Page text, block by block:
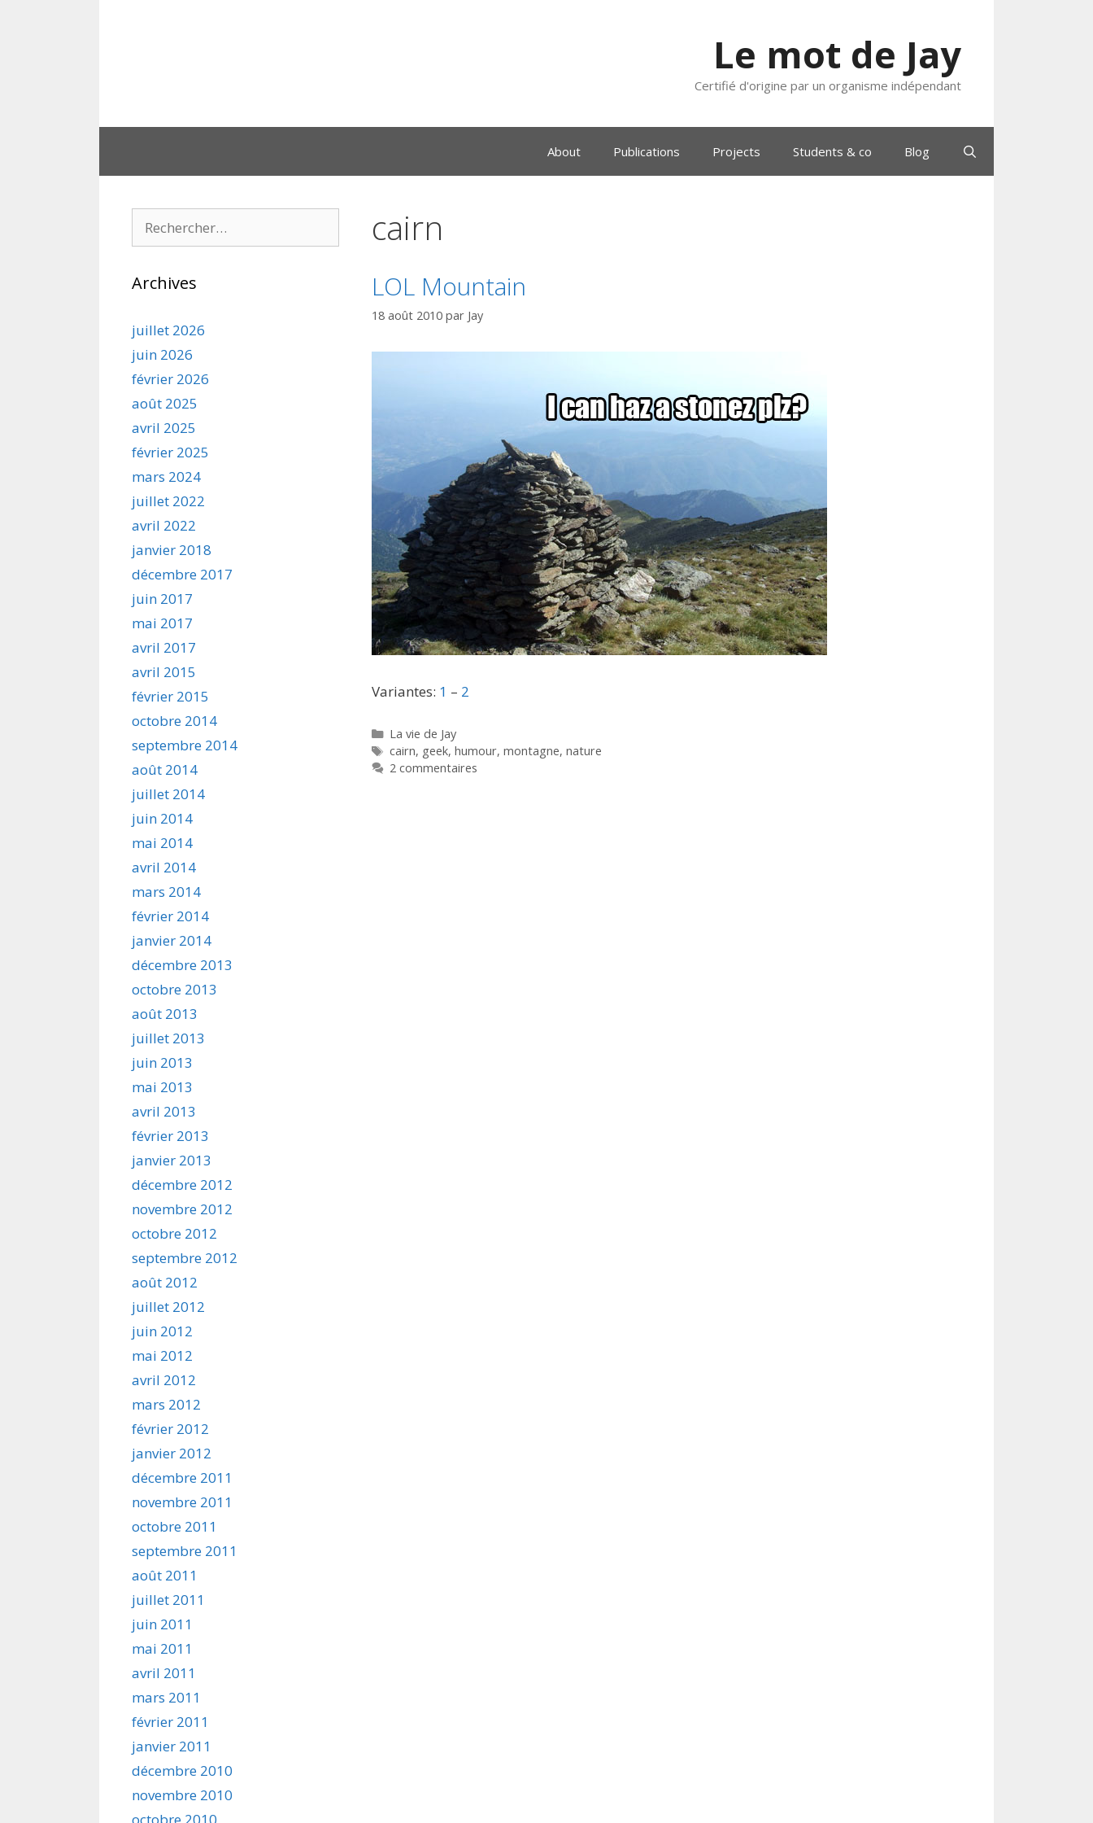
Le mot de Jay
Certifié d'origine par un organisme indépendant
About Publications Projects Students & co Blog
cairn
LOL Mountain
18 août 2010 par Jay
Variantes: 1 – 2
Catégories
La vie de Jay
Étiquettes
cairn, geek, humour, montagne, nature
2 commentaires
Archives
juillet 2026
juin 2026
février 2026
août 2025
avril 2025
février 2025
mars 2024
juillet 2022
avril 2022
janvier 2018
décembre 2017
juin 2017
mai 2017
avril 2017
avril 2015
février 2015
octobre 2014
septembre 2014
août 2014
juillet 2014
juin 2014
mai 2014
avril 2014
mars 2014
février 2014
janvier 2014
décembre 2013
octobre 2013
août 2013
juillet 2013
juin 2013
mai 2013
avril 2013
février 2013
janvier 2013
décembre 2012
novembre 2012
octobre 2012
septembre 2012
août 2012
juillet 2012
juin 2012
mai 2012
avril 2012
mars 2012
février 2012
janvier 2012
décembre 2011
novembre 2011
octobre 2011
septembre 2011
août 2011
juillet 2011
juin 2011
mai 2011
avril 2011
mars 2011
février 2011
janvier 2011
décembre 2010
novembre 2010